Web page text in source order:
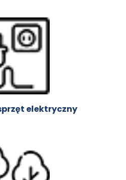
elektryczny